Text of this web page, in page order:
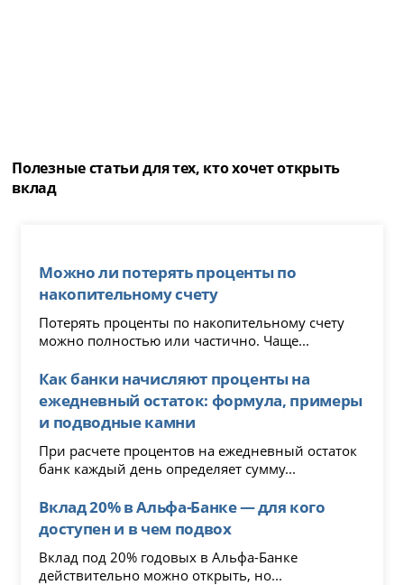
Полезные статьи для тех, кто хочет открыть
вклад
Можно ли потерять проценты по
накопительному счету
Потерять проценты по накопительному счету
можно полностью или частично. Чаще...
Как банки начисляют проценты на
ежедневный остаток: формула, примеры
и подводные камни
При расчете процентов на ежедневный остаток
банк каждый день определяет сумму...
Вклад 20% в Альфа-Банке — для кого
доступен и в чем подвох
Вклад под 20% годовых в Альфа-Банке
действительно можно открыть, но...